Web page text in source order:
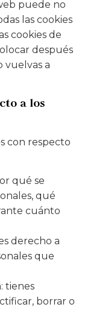
puede no
las cookies
cookies de
después
vuelvas a
a los
con respecto
qué se
qué
cuánto
derecho a
que
tienes
borrar o